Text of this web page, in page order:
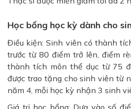
Học bổng học kỳ dành cho
Điều kiện: Sinh viên có thành
trước từ 80 điểm trở lên, điểm
thành tích môn thể dục từ 75
được trao tặng cho sinh viên từ
năm 4, mỗi học kỳ nhận 3 sinh
Giá trị học bổng: Dựa vào số